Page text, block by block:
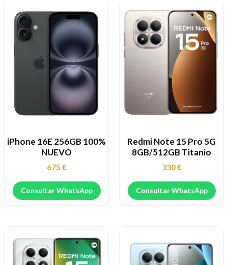
iPhone 16E 256GB 100%
NUEVO
675 €
Consultar WhatsApp
Redmi Note 15 Pro 5G
8GB/512GB Titanio
330€
Consultar WhatsApp